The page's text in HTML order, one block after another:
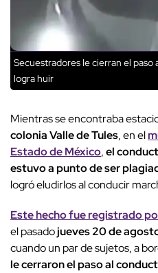
Secuestradores le cierran el
logra huir
Mientras se encontraba
colonia Valle de Tules, en el
Estado de México,el
estuvo a punto de ser
logró eludirlos al conducir
Este hecho fue registrado
el pasadojueves 20 de
cuando un par de sujetos, a
le cerraron el paso al